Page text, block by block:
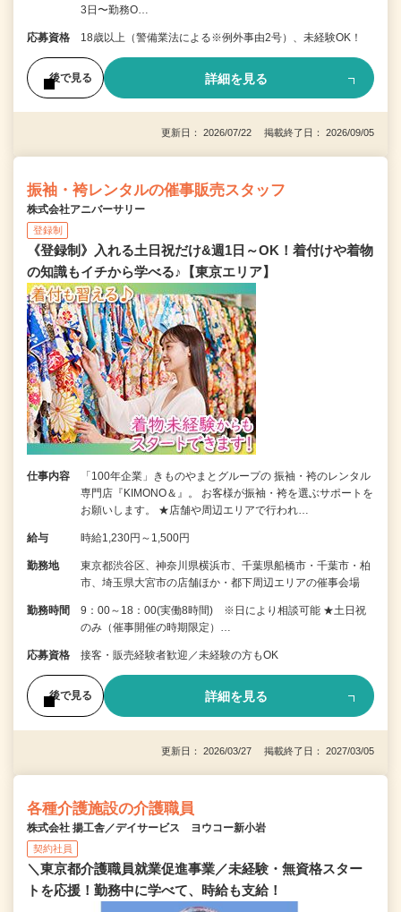
3日〜勤務O…
応募資格 18歳以上（警備業法による※例外事由2号）、未経験OK！
後で見る 詳細を見る
更新日： 2026/07/22 掲載終了日： 2026/09/05
振袖・袴レンタルの催事販売スタッフ
株式会社アニバーサリー
登録制
《登録制》入れる土日祝だけ&週1日～OK！着付けや着物
の知識もイチから学べる♪【東京エリア】
仕事内容
「100年企業」きものやまとグループの 振袖・袴のレンタル
専門店『KIMONO＆』。 お客様が振袖・袴を選ぶサポートを
お願いします。 ★店舗や周辺エリアで行われ…
給与 時給1,230円～1,500円
勤務地
東京都渋谷区、神奈川県横浜市、千葉県船橋市・千葉市・柏
市、埼玉県大宮市の店舗ほか・都下周辺エリアの催事会場
勤務時間
9：00～18：00(実働8時間) ※日により相談可能 ★土日祝
のみ（催事開催の時期限定）…
応募資格 接客・販売経験者歓迎／未経験の方もOK
後で見る 詳細を見る
更新日： 2026/03/27 掲載終了日： 2027/03/05
各種介護施設の介護職員
株式会社 揚工舎／デイサービス ヨウコー新小岩
契約社員
＼東京都介護職員就業促進事業／未経験・無資格スター
トを応援！勤務中に学べて、時給も支給！